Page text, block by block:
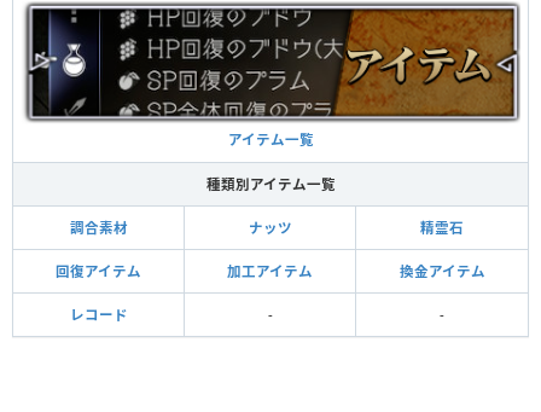
アイテム一覧
種類別アイテム一覧
調合素材 ナッツ 精霊石
回復アイテム 加工アイテム 換金アイテム
レコード - -